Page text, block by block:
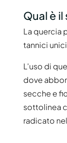
Qual è
La quercia
tannici
L'uso di
dove
secche e
sottolinea
radicato